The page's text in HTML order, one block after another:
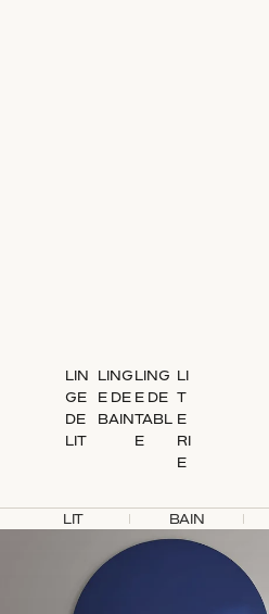
LIN
GE
DE
LIT
LING
E DE
BAIN
LING
E DE
TABL
E
LI
T
E
RI
E
LIT BAIN